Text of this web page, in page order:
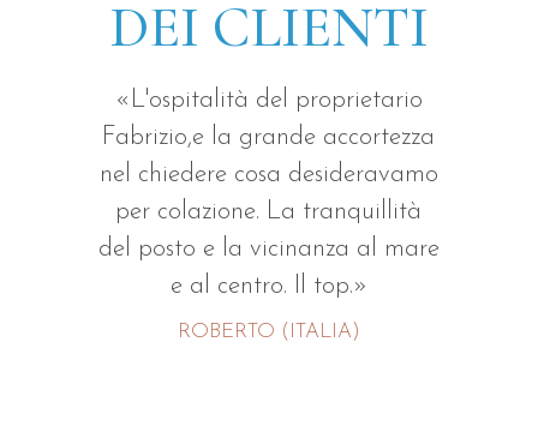
DEI CLIENTI
«L'ospitalità del proprietario
Fabrizio,e la grande accortezza
nel chiedere cosa desideravamo
per colazione. La tranquillità
del posto e la vicinanza al mare
e al centro. Il top.»
ROBERTO (ITALIA)